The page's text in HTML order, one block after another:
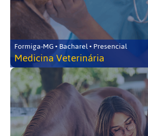
Formiga-MG • Bacharel • Presencial
Medicina Veterinária